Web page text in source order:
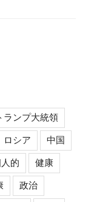
ランプ大統領
ロシア 中国
的 健康
政治